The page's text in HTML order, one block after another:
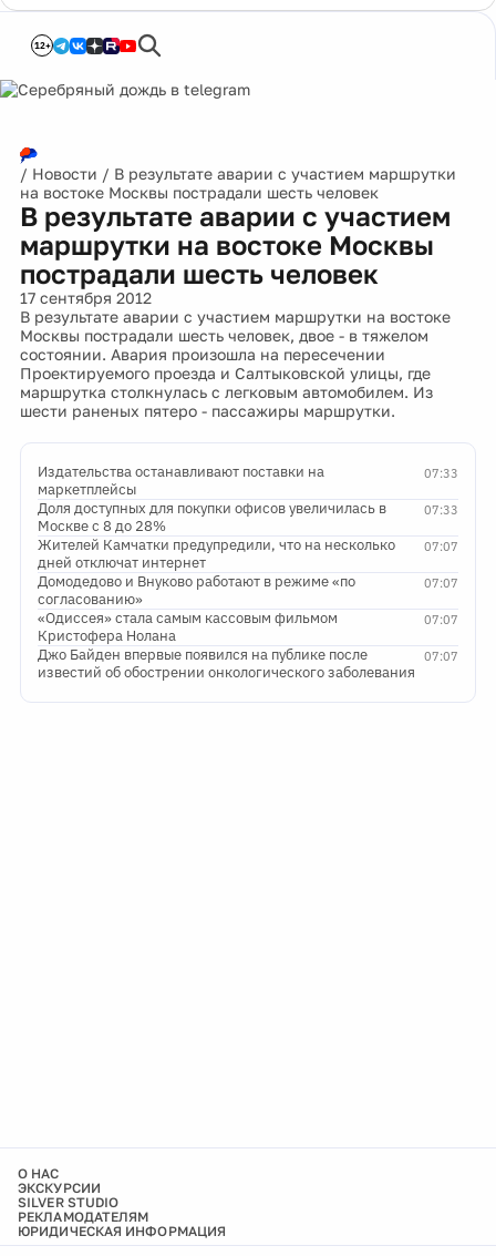
12+
/ Новости / В результате аварии с участием маршрутки
на востоке Москвы пострадали шесть человек
В результате аварии с участием
маршрутки на востоке Москвы
пострадали шесть человек
17 сентября 2012
В результате аварии с участием маршрутки на востоке
Москвы пострадали шесть человек, двое - в тяжелом
состоянии. Авария произошла на пересечении
Проектируемого проезда и Салтыковской улицы, где
маршрутка столкнулась с легковым автомобилем. Из
шести раненых пятеро - пассажиры маршрутки.
07:33
Издательства останавливают поставки на
маркетплейсы
07:33
Доля доступных для покупки офисов увеличилась в
Москве с 8 до 28%
07:07
Жителей Камчатки предупредили, что на несколько
дней отключат интернет
07:07
Домодедово и Внуково работают в режиме «по
согласованию»
07:07
«Одиссея» стала самым кассовым фильмом
Кристофера Нолана
07:07
Джо Байден впервые появился на публике после
известий об обострении онкологического заболевания
О НАС
ЭКСКУРСИИ
SILVER STUDIO
РЕКЛАМОДАТЕЛЯМ
ЮРИДИЧЕСКАЯ ИНФОРМАЦИЯ